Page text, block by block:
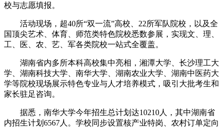
校与志愿填报。
活动现场，超40所“双一流”高校、22所军队院校，以及全
国顶尖艺术、体育、师范类特色院校悉数参展，实现文、理、
工、医、农、艺、军各类院校一站式全覆盖。
湖南省内多所本科高校集中亮相，湘潭大学、长沙理工大
学、湖南科技大学、南华大学、湖南农业大学、湖南中医药大
学等院校现场展示特色专业与人才培养模式，吸引大批考生和
家长驻足咨询。
据悉，南华大学今年招生总计划达10210人，其中湖南省
内招生计划6567人。学校同步设置核产业特岗、农村订单定向